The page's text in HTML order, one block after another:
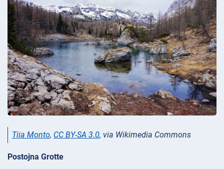
Tiia Monto, CC BY-SA 3.0, via Wikimedia Commons
Postojna Grotte